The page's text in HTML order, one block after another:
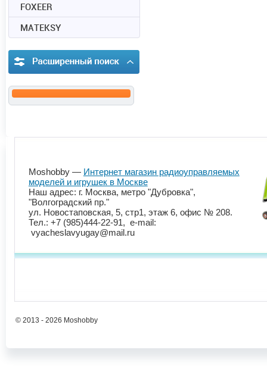
FOXEER
MATEKSY
Расширенный поиск
Moshobby — Интернет магазин радиоуправляемых
моделей и игрушек в Москве
Наш адрес: г. Москва, метро "Дубровка",
"Волгоградский пр."
ул. Новостаповская, 5, стр1, этаж 6, офис № 208.
Тел.: +7 (985)444-22-91, e-mail:
vyacheslavyugay@mail.ru
© 2013 - 2026 Moshobby